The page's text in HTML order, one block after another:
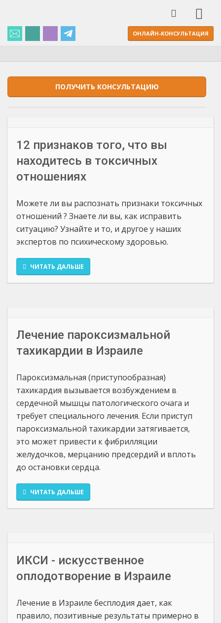
ОНЛАЙН-КОНСУЛЬТАЦИЯ
ПОЛУЧИТЬ КОНСУЛЬТАЦИЮ
12 признаков того, что вы
находитесь в токсичных
отношениях
Можете ли вы распознать признаки токсичных
отношений ? Знаете ли вы, как исправить
ситуацию? Узнайте и то, и другое у наших
экспертов по психическому здоровью.
ЧИТАТЬ ДАЛЬШЕ
Лечение пароксизмальной
тахикардии в Израиле
Пароксизмальная (приступообразная)
тахикардия вызывается возбуждением в
сердечной мышцы патологического очага и
требует специального лечения. Если приступ
пароксизмальной тахикардии затягивается,
это может привести к фибрилляции
желудочков, мерцанию предсердий и вплоть
до остановки сердца.
ЧИТАТЬ ДАЛЬШЕ
ИКСИ - искусственное
оплодотворение в Израиле
Лечение в Израиле бесплодия дает, как
правило, позитивные результаты примерно в